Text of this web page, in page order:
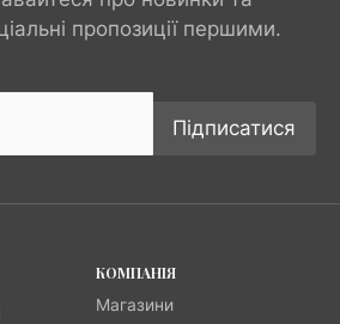
пропозиції першими.
Підписатися
КОМПАНІЯ
Магазини